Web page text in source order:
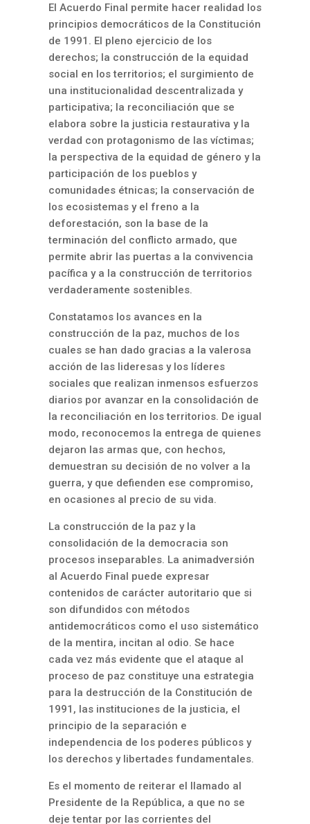
El Acuerdo Final permite hacer realidad los
principios democráticos de la Constitución
de 1991. El pleno ejercicio de los
derechos; la construcción de la equidad
social en los territorios; el surgimiento de
una institucionalidad descentralizada y
participativa; la reconciliación que se
elabora sobre la justicia restaurativa y la
verdad con protagonismo de las víctimas;
la perspectiva de la equidad de género y la
participación de los pueblos y
comunidades étnicas; la conservación de
los ecosistemas y el freno a la
deforestación, son la base de la
terminación del conflicto armado, que
permite abrir las puertas a la convivencia
pacífica y a la construcción de territorios
verdaderamente sostenibles.
Constatamos los avances en la
construcción de la paz, muchos de los
cuales se han dado gracias a la valerosa
acción de las lideresas y los líderes
sociales que realizan inmensos esfuerzos
diarios por avanzar en la consolidación de
la reconciliación en los territorios. De igual
modo, reconocemos la entrega de quienes
dejaron las armas que, con hechos,
demuestran su decisión de no volver a la
guerra, y que defienden ese compromiso,
en ocasiones al precio de su vida.
La construcción de la paz y la
consolidación de la democracia son
procesos inseparables. La animadversión
al Acuerdo Final puede expresar
contenidos de carácter autoritario que si
son difundidos con métodos
antidemocráticos como el uso sistemático
de la mentira, incitan al odio. Se hace
cada vez más evidente que el ataque al
proceso de paz constituye una estrategia
para la destrucción de la Constitución de
1991, las instituciones de la justicia, el
principio de la separación e
independencia de los poderes públicos y
los derechos y libertades fundamentales.
Es el momento de reiterar el llamado al
Presidente de la República, a que no se
deje tentar por las corrientes del